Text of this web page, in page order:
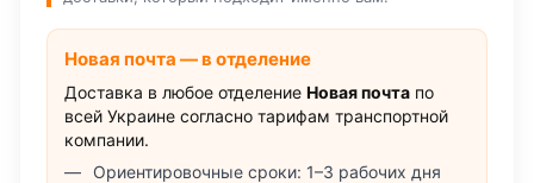
Новая почта — в отделение
Доставка в любое отделение Новая почта по
всей Украине согласно тарифам транспортной
компании.
Ориентировочные сроки: 1–3 рабочих дня